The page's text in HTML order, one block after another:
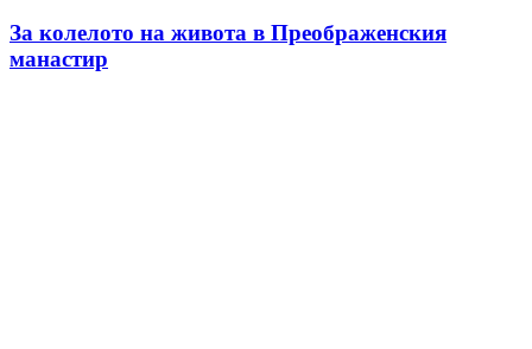
За колелото на живота в Преображенския
манастир